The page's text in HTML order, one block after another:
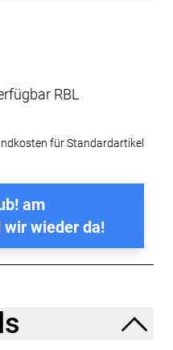
RBL
für Standardartikel
am
wir wieder da!